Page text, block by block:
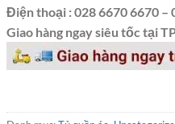
Điện thoại : 028 6670 6670 –
Giao hàng ngay siêu tốc tại